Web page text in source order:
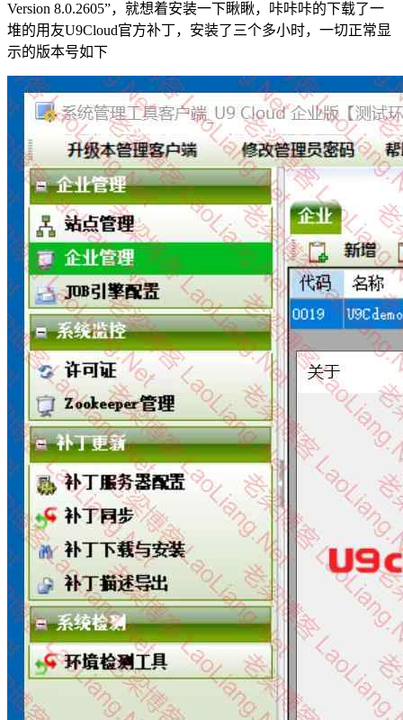
Version 8.0.2605”，就想着安装一下瞅瞅，咔咔咔的下载了一
堆的用友U9Cloud官方补丁，安装了三个多小时，一切正常显
示的版本号如下